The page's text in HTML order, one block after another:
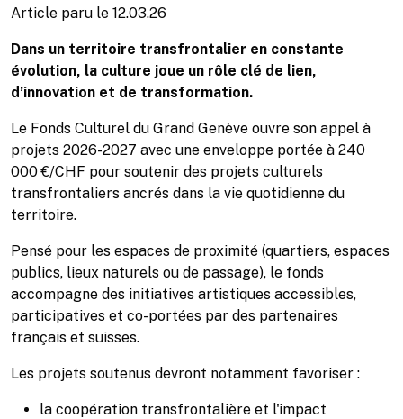
Article paru le 12.03.26
Dans un territoire transfrontalier en constante
évolution, la culture joue un rôle clé de lien,
d’innovation et de transformation.
Le Fonds Culturel du Grand Genève ouvre son appel à
projets 2026-2027 avec une enveloppe portée à 240
000 €/CHF pour soutenir des projets culturels
transfrontaliers ancrés dans la vie quotidienne du
territoire.
Pensé pour les espaces de proximité (quartiers, espaces
publics, lieux naturels ou de passage), le fonds
accompagne des initiatives artistiques accessibles,
participatives et co-portées par des partenaires
français et suisses.
Les projets soutenus devront notamment favoriser :
la coopération transfrontalière et l'impact